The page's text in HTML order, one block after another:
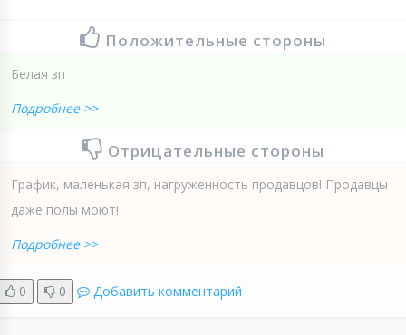
Положительные стороны
Белая зп
Подробнее >>
Отрицательные стороны
График, маленькая зп, нагруженность продавцов! Продавцы
даже полы моют!
Подробнее >>
0 0 Добавить комментарий